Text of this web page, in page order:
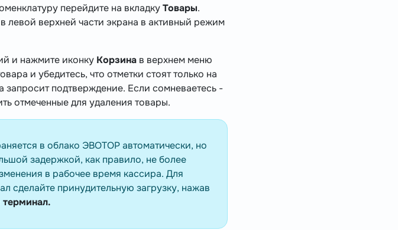
перейдите на вкладкуТовары.
в левой верхней части экрана в активный режим
и нажмите иконку Корзина в верхнем меню
и убедитесь, что отметки стоят только на
подтверждение. Если сомневаетесь -
отмеченные для удаления товары.
в облако ЭВОТОР автоматически, но
задержкой, как правило, не более
в рабочее время кассира. Для
сделайте принудительную загрузку, нажав